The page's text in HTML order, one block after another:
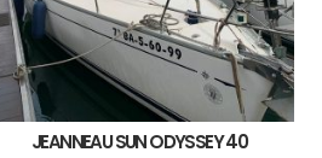
JEANNEAU SUN ODYSSEY 40